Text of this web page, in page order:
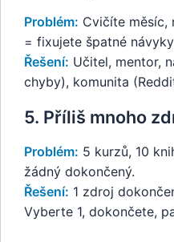
Problém: Cvičíte měsíc,
= fixujete špatné
Řešení: Učitel, mentor,
chyby), komunita
5. Příliš mnoho
Problém: 5 kurzů, 10
žádný dokončený.
Řešení: 1 zdroj
Vyberte 1, dokončete,